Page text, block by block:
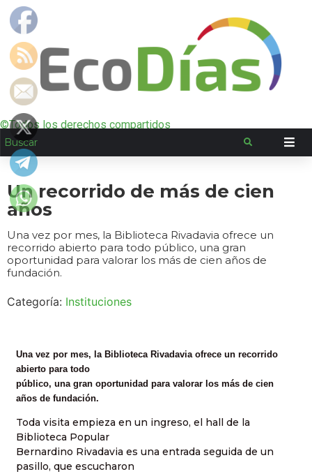
©Todos los derechos compartidos
Un recorrido de más de cien
años
Una vez por mes, la Biblioteca Rivadavia ofrece un
recorrido abierto para todo público, una gran
oportunidad para valorar los más de cien años de
fundación.
Categoría: Instituciones
Una vez por mes, la Biblioteca Rivadavia ofrece un recorrido
abierto para todo
público, una gran oportunidad para valorar los más de cien
años de fundación.
Toda visita empieza en un ingreso, el hall de la
Biblioteca Popular
Bernardino Rivadavia es una entrada seguida de un
pasillo, que escucharon